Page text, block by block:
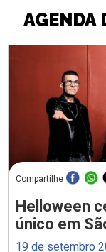
AGENDA
Compartilhe
Helloween
único em
19 de setembro